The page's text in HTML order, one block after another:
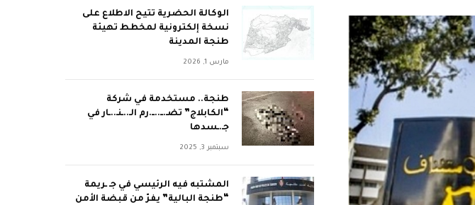
الوكالة الحضرية تتيح الاطلاع على
نسخة إلكترونية لمخطط تهيئة
طنجة المدينة
مارس 1, 2026
طنجة.. مستخدمة في شركة
“الكابلاج” تضـ.ــ..ــ.رم الـ..ـنـ..ـار في
جـ.ـسدها
سبتمبر 3, 2025
المشتبه فيه الرئيسي في جـ ـريمة
“طنجة البالية” يفرّ من قبضة الأمن